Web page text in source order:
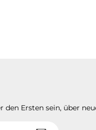
Ersten sein, über